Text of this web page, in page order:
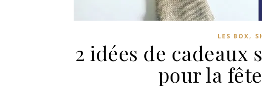
LES BOX,
2 idées de cadeaux
pour la